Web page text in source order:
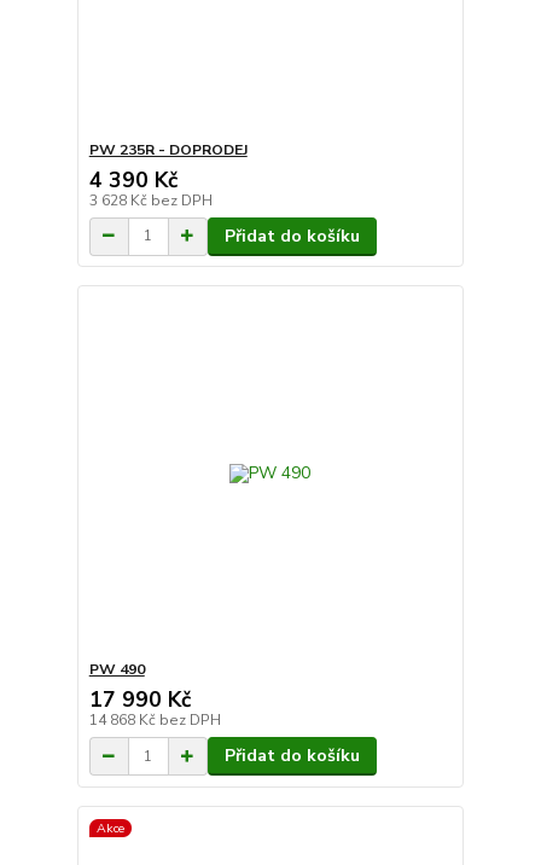
PW 235R - DOPRODEJ
4 390 Kč
3 628 Kč bez DPH
Přidat do košíku
PW 490
17 990 Kč
14 868 Kč bez DPH
Přidat do košíku
Akce